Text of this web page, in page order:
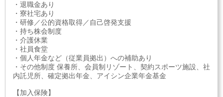
・退職金あり
・寮社宅あり
・研修／公的資格取得／自己啓発支援
・持ち株会制度
・介護休業
・社員食堂
・個人年金など（従業員拠出）への補助あり
・その他制度 保養所、会員制リゾート、契約スポーツ施設、社
内託児所、確定拠出年金、アイシン企業年金基金
【加入保険】